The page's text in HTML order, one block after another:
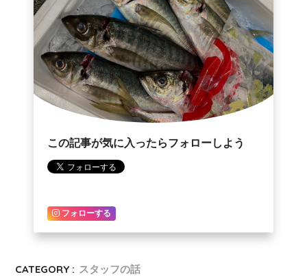
この記事が気に入ったらフォローしよう
フォローする
CATEGORY : スタッフの話